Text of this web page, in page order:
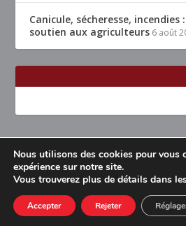
Canicule, sécheresse, incendies
soutien aux agriculteurs 6 août
Conçu parElegant Themes |
Accueil Restaurants Lyon &
Contact
Nous utilisons des cookies pour vous
expérience sur notre site.
Vous trouverez plus de détails dans
Accepter Rejeter